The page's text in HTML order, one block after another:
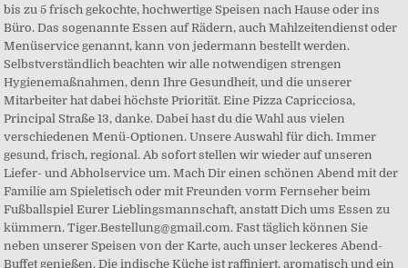
bis zu 5 frisch gekochte, hochwertige Speisen nach Hause oder ins
Büro. Das sogenannte Essen auf Rädern, auch Mahlzeitendienst oder
Menüservice genannt, kann von jedermann bestellt werden.
Selbstverständlich beachten wir alle notwendigen strengen
Hygienemaßnahmen, denn Ihre Gesundheit, und die unserer
Mitarbeiter hat dabei höchste Priorität. Eine Pizza Capricciosa,
Principal Straße 13, danke. Dabei hast du die Wahl aus vielen
verschiedenen Menü-Optionen. Unsere Auswahl für dich. Immer
gesund, frisch, regional. Ab sofort stellen wir wieder auf unseren
Liefer- und Abholservice um. Mach Dir einen schönen Abend mit der
Familie am Spieletisch oder mit Freunden vorm Fernseher beim
Fußballspiel Eurer Lieblingsmannschaft, anstatt Dich ums Essen zu
kümmern. Tiger.Bestellung@gmail.com. Fast täglich können Sie
neben unserer Speisen von der Karte, auch unser leckeres Abend-
Buffet genießen. Die indische Küche ist raffiniert, aromatisch und ein